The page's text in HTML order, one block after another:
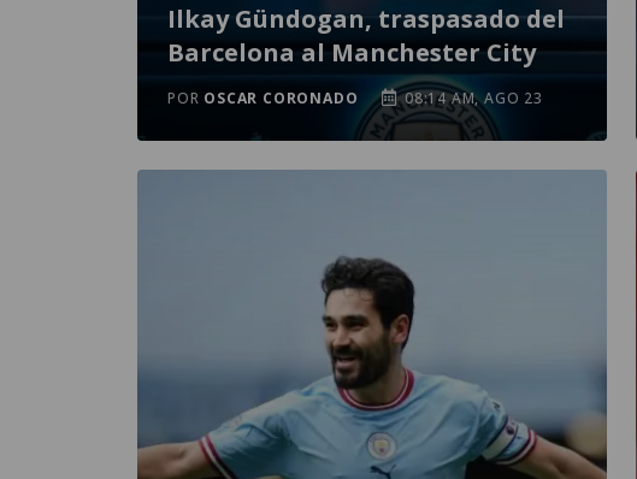
Ilkay Gündogan, traspasado del
Barcelona al Manchester City
POR OSCAR CORONADO 08:14 AM, AGO 23